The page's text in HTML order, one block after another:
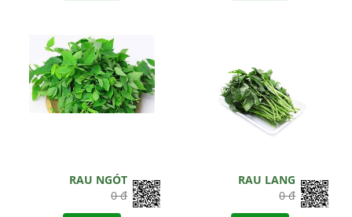
RAU NGÓT
0 đ
RAU LANG
0 đ